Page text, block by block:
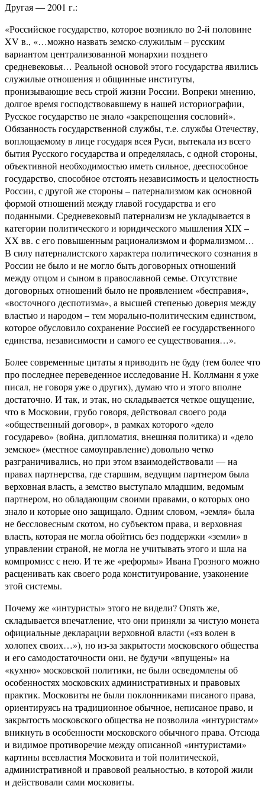
Другая — 2001 г.:
«Российское государство, которое возникло во 2-й половине
XV в., «…можно назвать земско-служилым – русским
вариантом централизованной монархии позднего
средневековья… Реальной основой этого государства явились
служилые отношения и общинные институты,
пронизывающие весь строй жизни России. Вопреки мнению,
долгое время господствовавшему в нашей историографии,
Русское государство не знало «закрепощения сословий».
Обязанность государственной службы, т.е. службы Отечеству,
воплощаемому в лице государя всея Руси, вытекала из всего
бытия Русского государства и определялась, с одной стороны,
объективной необходимостью иметь сильное, дееспособное
государство, способное отстоять независимость и целостность
России, с другой же стороны – патернализмом как основной
формой отношений между главой государства и его
поданными. Средневековый патернализм не укладывается в
категории политического и юридического мышления XIX –
XX вв. с его повышенным рационализмом и формализмом…
В силу патерналистского характера политического сознания в
России не было и не могло быть договорных отношений
между отцом и сыном в православной семье. Отсутствие
договорных отношений было не проявлением «бесправия»,
«восточного деспотизма», а высшей степенью доверия между
властью и народом – тем морально-политическим единством,
которое обусловило сохранение Россией ее государственного
единства, независимости и самого ее существования…».
Более современные цитаты я приводить не буду (тем более что
про последнее переведенное исследование Н. Коллманн я уже
писал, не говоря уже о других), думаю что и этого вполне
достаточно. И так, и этак, но складывается четкое ощущение,
что в Московии, грубо говоря, действовал своего рода
«общественный договор», в рамках которого «дело
государево» (война, дипломатия, внешняя политика) и «дело
земское» (местное самоуправление) довольно четко
разграничивались, но при этом взаимодействовали — на
правах партнерства, где старшим, ведущим партнером была
верховная власть, а земство выступало младшим, ведомым
партнером, но обладающим своими правами, о которых оно
знало и которые оно защищало. Одним словом, «земля» была
не бессловесным скотом, но субъектом права, и верховная
власть, которая не могла обойтись без поддержки «земли» в
управлении страной, не могла не учитывать этого и шла на
компромисс с нею. И те же «реформы» Ивана Грозного можно
расценивать как своего рода конституирование, узаконение
этой системы.
Почему же «интуристы» этого не видели? Опять же,
складывается впечатление, что они приняли за чистую монета
официальные декларации верховной власти («яз волен в
холопех своих…»), но из-за закрытости московского общества
и его самодостаточности они, не будучи «впущены» на
«кухню» московской политики, не были осведомлены об
особенностях московских административных и правовых
практик. Московиты не были поклонниками писаного права,
ориентируясь на традиционное обычное, неписаное право, и
закрытость московского общества не позволила «интуристам»
вникнуть в особенности московского обычного права. Отсюда
и видимое противоречие между описанной «интуристами»
картины всевластия Московита и той политической,
административной и правовой реальностью, в которой жили
и действовали сами московиты.